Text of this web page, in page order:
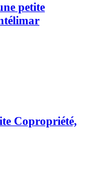
petite
Copropriété,